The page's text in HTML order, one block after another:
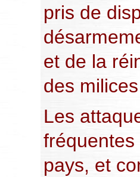
pris de
et de la
des
Les
fréquentes
pays, et